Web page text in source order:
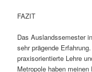
FAZIT
Das Auslandssemester
sehr prägende
praxisorientierte Lehre
Metropole haben